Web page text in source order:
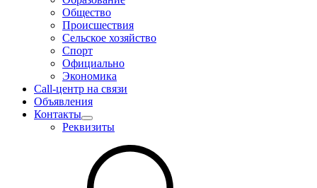
Общество
Происшествия
Сельское хозяйство
Спорт
Официально
Экономика
Call-центр на связи
Объявления
Контакты
Реквизиты